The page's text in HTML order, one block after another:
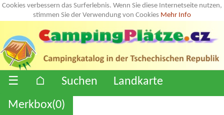
Cookies verbessern das Surferlebnis. Wenn Sie diese Internetseite nutzen,
stimmen Sie der Verwendung von Cookies Mehr Info
☰ ⌂ Suchen
Landkarte
Merkbox(0)